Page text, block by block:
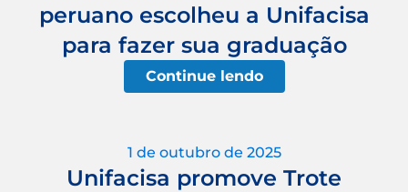
peruano escolheu a Unifacisa
para fazer sua graduação
Continue lendo
1 de outubro de 2025
Unifacisa promove Trote